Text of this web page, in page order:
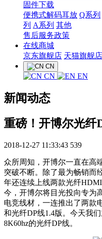
固件下载
便携式解码耳放 Q系列
列 A系列 其他
售后服务政策
在线商城
京东旗舰店 天猫旗舰店
CN
CN EN
新闻动态
重磅！开博尔光纤
2018-12-27 11:33:43 539
众所周知，开博尔一直在高
突破不断。除了最为畅销而
年还连续上线两款光纤
今，开博尔将目光投向专为
电竞线材，一连推出了两款
和光纤DP线1.4版。今天我
8K60hz的光纤DP线。